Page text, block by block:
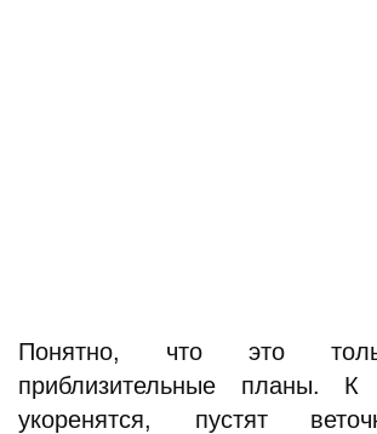
Понятно, что это
приблизительные планы. К
укоренятся, пустят